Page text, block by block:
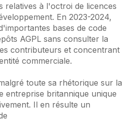
relatives à l'octroi de licences
En 2023-2024,
bases de code
AGPL sans consulter la
contributeurs et concentrant
commerciale.
toute sa rhétorique sur la
entreprise britannique unique
Il en résulte un